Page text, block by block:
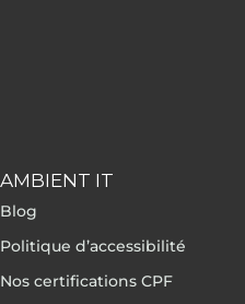
AMBIENT IT
Blog
Politique d’accessibilité
Nos certifications CPF